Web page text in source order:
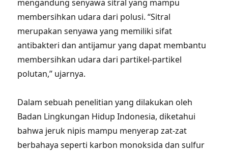
mengandung senyawa sitral yang mampu
membersihkan udara dari polusi. “Sitral
merupakan senyawa yang memiliki sifat
antibakteri dan antijamur yang dapat membantu
membersihkan udara dari partikel-partikel
polutan,” ujarnya.
Dalam sebuah penelitian yang dilakukan oleh
Badan Lingkungan Hidup Indonesia, diketahui
bahwa jeruk nipis mampu menyerap zat-zat
berbahaya seperti karbon monoksida dan sulfur